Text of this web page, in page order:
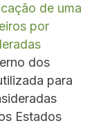
de uma
por
dos
para
Estados